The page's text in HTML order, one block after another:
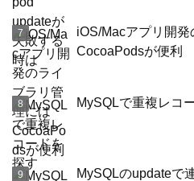
iOS/Macアプリ開
CocoaPodsが便利
MySQLで重複レコ
MySQLのupdateで